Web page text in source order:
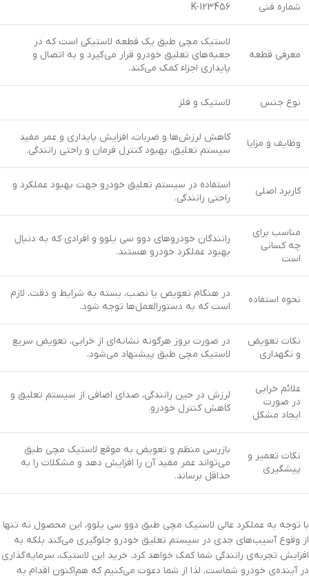
شماره فنی K-123456
معرفی قطعه
لاستیک مچی طبق یک قطعه لاستیکی است که در
جعبه‌های تعلیق خودرو قرار می‌گیرد و به اتصال و
پایداری اجزاء کمک می‌کند.
نوع جنس لاستیک و فلز
وظایف و مزایا
کاهش لرزش‌ها و ضربات، افزایش پایداری و عمر مفید
سیستم تعلیق، بهبود کنترل فرمان و راحتی رانندگی.
کاربرد اصلی
استفاده در سیستم تعلیق خودرو جهت بهبود عملکرد و
راحتی رانندگی.
مناسب برای
چه کسانی
است
رانندگان خودروهای دوو سی یلوو و افرادی که به دنبال
بهبود عملکرد خودرو هستند.
نحوه استفاده
در هنگام تعویض یا نصب، بسته به شرایط و دقت، لازم
است که به دستورالعمل‌ها توجه شود.
نکات تعویض
و نگهداری
در صورت بروز هرگونه نشانه‌ای از خرابی، تعویض سریع
لاستیک مچی طبق پیشنهاد می‌شود.
علائم خرابی
در صورت
ایجاد مشکل
لرزش در حین رانندگی، صدای اضافی از سیستم تعلیق و
کاهش کنترل خودرو.
نکات تعمیر و
پیشگیری
بازرسی منظم و تعویض به موقع لاستیک مچی طبق
می‌تواند عمر مفید آن را افزایش دهد و مشکلات را به
حداقل برساند.
با توجه به عملکرد عالی لاستیک مچی طبق دوو سی یلوو، این محصول نه تنها
از وقوع آسیب‌های جدی در سیستم تعلیق خودرو جلوگیری می‌کند بلکه به
افزایش تجربه‌ی رانندگی شما کمک خواهد کرد. خرید این لاستیک، سرمایه‌گذاری
در آینده‌ی خودرو شماست، لذا از شما دعوت می‌کنیم که هم‌اکنون اقدام به